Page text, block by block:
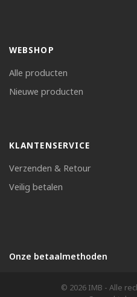
WEBSHOP
Alle producten
Nieuwe producten
KLANTENSERVICE
Verzenden & Retour
Veilig betalen
Onze betaalmethoden
© 2026 IMB - Alle